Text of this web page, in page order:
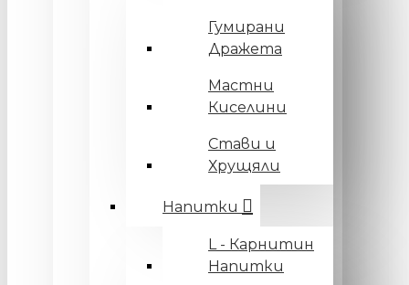
Гумирани
Дражета
Мастни
Киселини
Стави и
Хрущяли
Напитки
L - Карнитин
Напитки